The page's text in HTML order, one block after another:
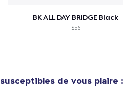
BK ALL DAY BRIDGE Black
$56
susceptibles de vous plaire :